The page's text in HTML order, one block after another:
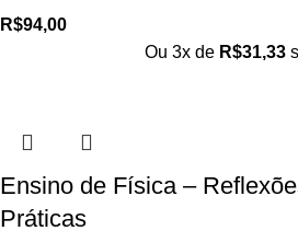
R$94,00
Ou 3x de R$31,33
Ensino de Física –
Práticas